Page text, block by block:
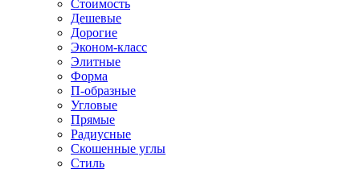
Стоимость
Дешевые
Дорогие
Эконом-класс
Элитные
Форма
П-образные
Угловые
Прямые
Радиусные
Скошенные углы
Стиль